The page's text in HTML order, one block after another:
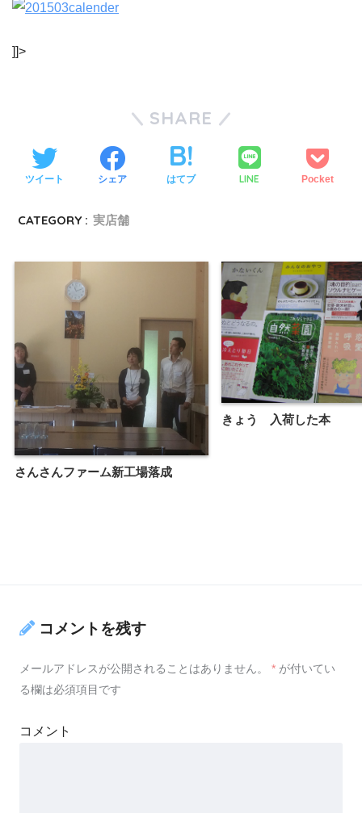
]]>
SHARE
ツイート シェア はてブ LINE Pocket
CATEGORY : 実店舗
さんさんファーム新工場落成
きょう 入荷した本
コメントを残す
メールアドレスが公開されることはありません。 * が付いてい
る欄は必須項目です
コメント